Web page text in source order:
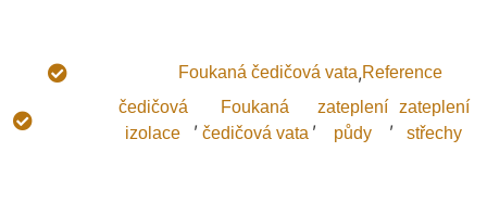
Foukaná čedičová vata,Reference
čedičová
izolace
,
Foukaná
čedičová vata
,
zateplení
půdy
,
zateplení
střechy